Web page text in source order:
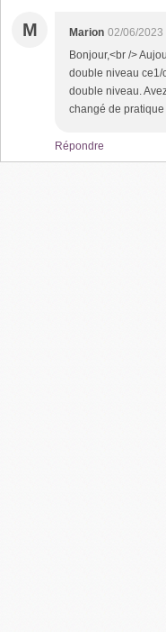
M Marion 02/06/2023
Bonjour,<br />
double niveau ce1/
double niveau.
changé de
Répondre